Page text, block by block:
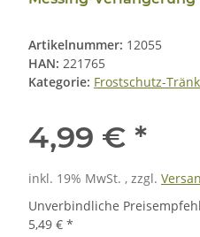
Artikelnummer: 12055
HAN: 221765
Kategorie: Frostschutz-
4,99 € *
inkl. 19% MwSt. , zzgl.
Unverbindliche
5,49 € *